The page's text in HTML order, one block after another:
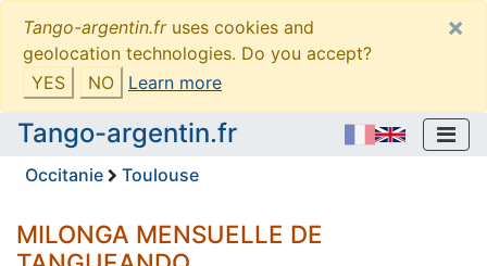
Tango-argentin.fruses cookies and
geolocation technologies. Do you accept?
YES
NO Learn more
×
Tango-argentin.fr
Occitanie Toulouse
MILONGA MENSUELLE DE